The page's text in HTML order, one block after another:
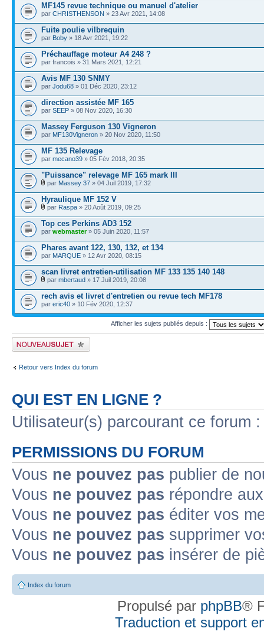
MF145 revue technique ou manuel d'atelier
par CHRISTHENSON » 23 Avr 2021, 14:08
Fuite poulie vilbrequin
par Boby » 18 Avr 2021, 19:22
Préchauffage moteur A4 248 ?
par francois » 31 Mars 2021, 12:21
Avis MF 130 SNMY
par Jodu68 » 01 Déc 2020, 23:12
direction assistée MF 165
par SEEP » 08 Nov 2020, 16:30
Massey Ferguson 130 Vigneron
par MF130Vigneron » 20 Nov 2020, 11:50
MF 135 Relevage
par mecano39 » 05 Fév 2018, 20:35
"Puissance" relevage MF 165 mark III
par Massey 37 » 04 Juil 2019, 17:32
Hyraulique MF 152 V
par Raspa » 20 Août 2019, 09:25
Top ces Perkins AD3 152
par webmaster» 05 Juin 2020, 11:57
Phares avant 122, 130, 132, et 134
par MARQUE » 12 Avr 2020, 08:15
scan livret entretien-utilisation MF 133 135 140 148
par mbertaud » 17 Juil 2019, 20:08
rech avis et livret d'entretien ou revue tech MF178
par eric40 » 10 Fév 2020, 12:37
Afficher les sujets publiés depuis :
Publier un nouveau sujet
Retour vers Index du forum
QUI EST EN LIGNE ?
Utilisateur(s) parcourant ce forum
PERMISSIONS DU FORUM
Vous ne pouvez pas publier de
Vous ne pouvez pas répondre
Vous ne pouvez pas éditer vos
Vous ne pouvez pas supprimer
Vous ne pouvez pas insérer de
Index du forum
Propulsé par phpBB®
Traduction et support